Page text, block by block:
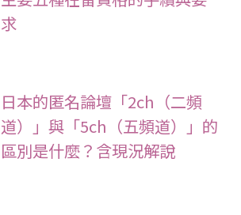
求
日本的匿名論壇「2ch（二頻
道）」與「5ch（五頻道）」的
區別是什麼？含現況解說